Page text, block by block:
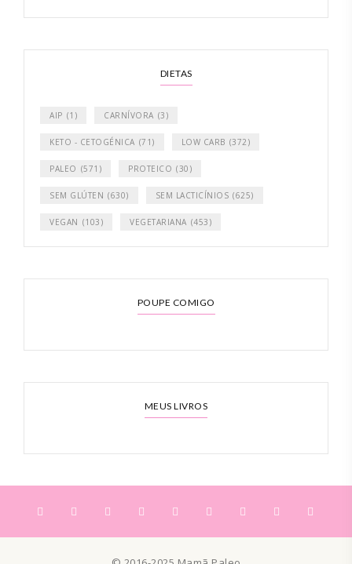
DIETAS
AIP (1) CARNÍVORA (3)
KETO - CETOGÉNICA (71) LOW CARB (372)
PALEO (571) PROTEICO (30)
SEM GLÚTEN (630) SEM LACTICÍNIOS (625)
VEGAN (103) VEGETARIANA (453)
POUPE COMIGO
MEUS LIVROS